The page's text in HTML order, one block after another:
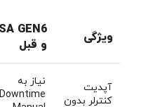
ویژگی GEN6
و قبل
آپدیت
کنترلر بدون
نیاز به